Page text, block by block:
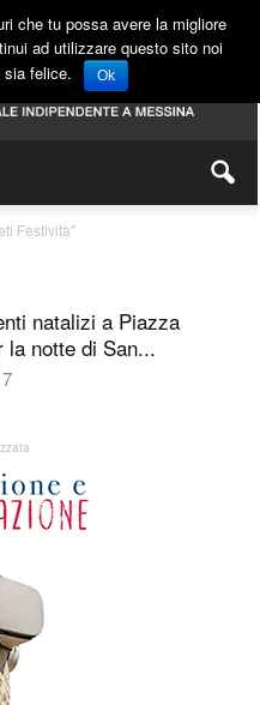
Festività"
natalizi a Piazza
la notte di San...
che tu possa avere la migliore
ad utilizzare questo sito noi
felice.
Ok